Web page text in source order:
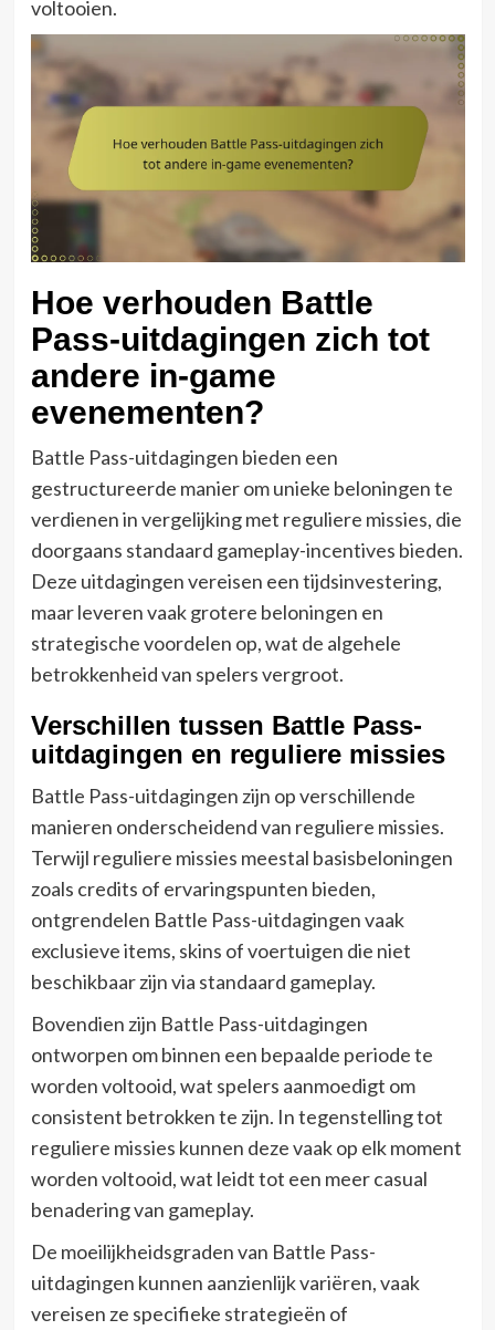
voltooien.
Hoe verhouden Battle
Pass-uitdagingen zich tot
andere in-game
evenementen?
Battle Pass-uitdagingen bieden een
gestructureerde manier om unieke beloningen te
verdienen in vergelijking met reguliere missies, die
doorgaans standaard gameplay-incentives bieden.
Deze uitdagingen vereisen een tijdsinvestering,
maar leveren vaak grotere beloningen en
strategische voordelen op, wat de algehele
betrokkenheid van spelers vergroot.
Verschillen tussen Battle Pass-
uitdagingen en reguliere missies
Battle Pass-uitdagingen zijn op verschillende
manieren onderscheidend van reguliere missies.
Terwijl reguliere missies meestal basisbeloningen
zoals credits of ervaringspunten bieden,
ontgrendelen Battle Pass-uitdagingen vaak
exclusieve items, skins of voertuigen die niet
beschikbaar zijn via standaard gameplay.
Bovendien zijn Battle Pass-uitdagingen
ontworpen om binnen een bepaalde periode te
worden voltooid, wat spelers aanmoedigt om
consistent betrokken te zijn. In tegenstelling tot
reguliere missies kunnen deze vaak op elk moment
worden voltooid, wat leidt tot een meer casual
benadering van gameplay.
De moeilijkheidsgraden van Battle Pass-
uitdagingen kunnen aanzienlijk variëren, vaak
vereisen ze specifieke strategieën of